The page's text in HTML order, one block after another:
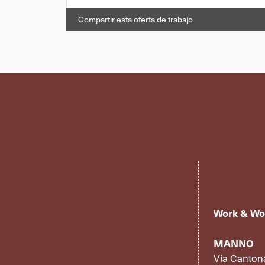
Compartir esta oferta de trabajo
Work &
MANNO
Via